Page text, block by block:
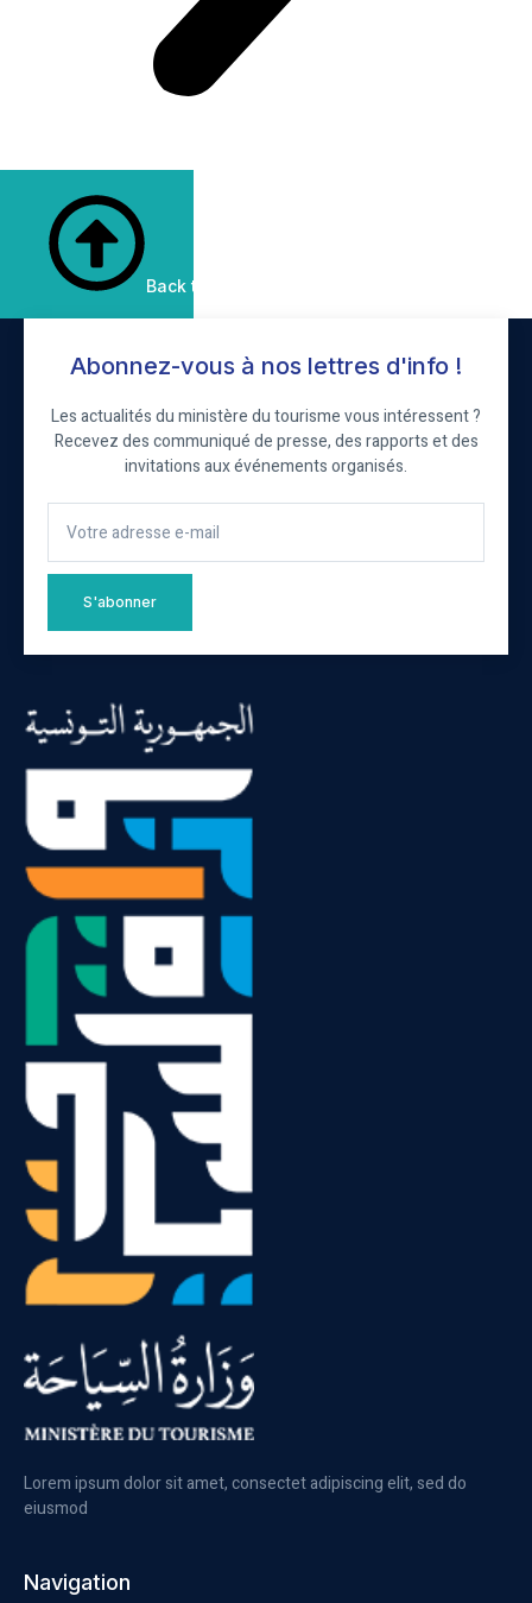
Back to Top
Abonnez-vous à nos lettres d'info !
Les actualités du ministère du tourisme vous intéressent ?
Recevez des communiqué de presse, des rapports et des
invitations aux événements organisés.
S'abonner
Lorem ipsum dolor sit amet, consectet adipiscing elit, sed do
eiusmod
Navigation